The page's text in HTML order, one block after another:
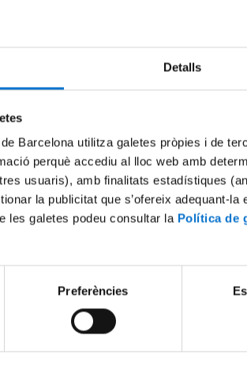
Detalls
Barcelona utilitza galetes pròpies i de
perquè accediu al lloc web amb
usuaris), amb finalitats estadístiques
la publicitat que s’ofereix adequant-
les galetes podeu consultar la Política de
Preferències
ho al formulari Més informació
i